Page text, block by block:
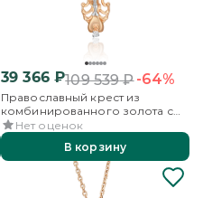
39 366₽109 539₽-64%
Православный крест из
комбинированного золота с
фианитами
Нет оценок
В корзину